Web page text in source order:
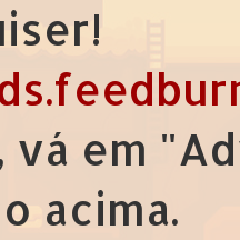
vá em
acima.